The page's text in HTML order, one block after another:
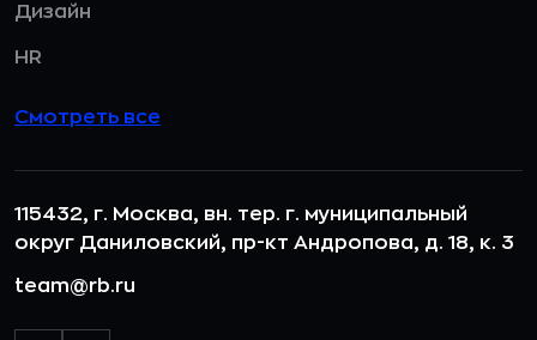
Дизайн
HR
Смотреть все
115432, г. Москва, вн. тер. г. муниципальный
округ Даниловский, пр-кт Андропова, д. 18, к. 3
team@rb.ru